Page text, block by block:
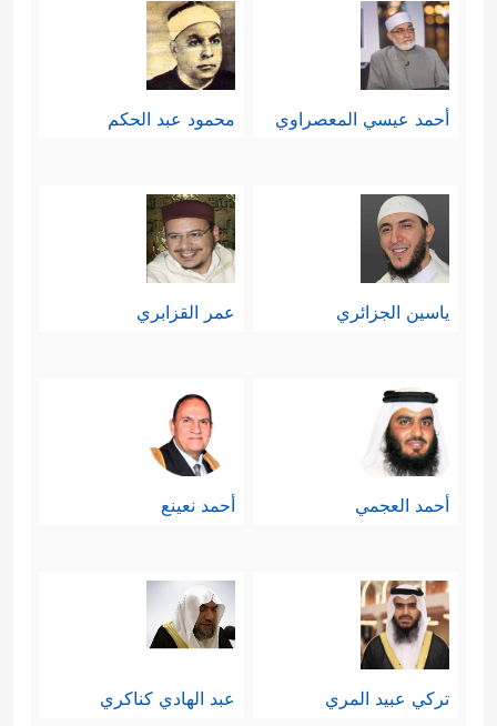
أحمد عيسي المعصراوي محمود عبد الحكم
ياسين الجزائري عمر القزابري
أحمد العجمي أحمد نعينع
تركي عبيد المري عبد الهادي كناكري